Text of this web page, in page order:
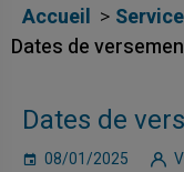
Accueil
Dates de
Dates de
08/01/2025